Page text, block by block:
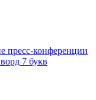
пресс-конференции
7 букв